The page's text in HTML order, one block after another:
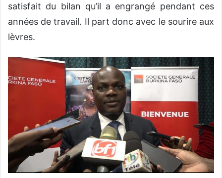
satisfait du bilan qu’il a engrangé pendant ces
années de travail. Il part donc avec le sourire aux
lèvres.